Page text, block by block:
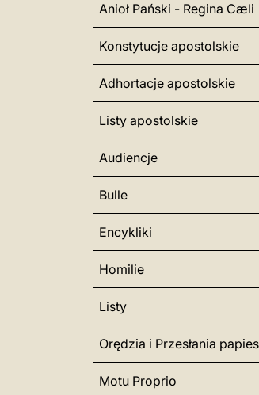
Anioł Pański - Regina Cæli
Konstytucje apostolskie
Adhortacje apostolskie
Listy apostolskie
Audiencje
Bulle
Encykliki
Homilie
Listy
Orędzia i Przesłania
Motu Proprio